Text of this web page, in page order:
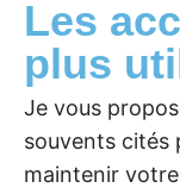
Les
plus
Je vous
souvents cités
maintenir